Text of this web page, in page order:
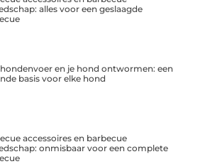
alles voor een geslaagde
hondenvoer en je hond ontwormen: een
basis voor elke hond
accessoires en barbecue
onmisbaar voor een complete